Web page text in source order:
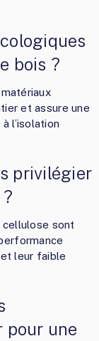
bois ?
et assure une
l’isolation
privilégier
cellulose sont
leur faible
pour une